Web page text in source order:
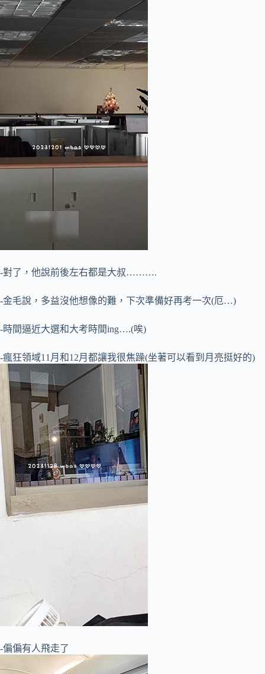
-對了，他說前後左右都是大叔……….
-金毛說，多益沒他想像的難，下次準備好再考一次(厄…)
-時間逼近大選和大考時間ing….(唉)
-瘋狂領域11月和12月都讓我很焦躁(坐著可以看到月亮挺好的)
-偏偏有人飛走了